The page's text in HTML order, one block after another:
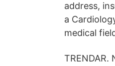
address,
a
medical
TRENDAR.